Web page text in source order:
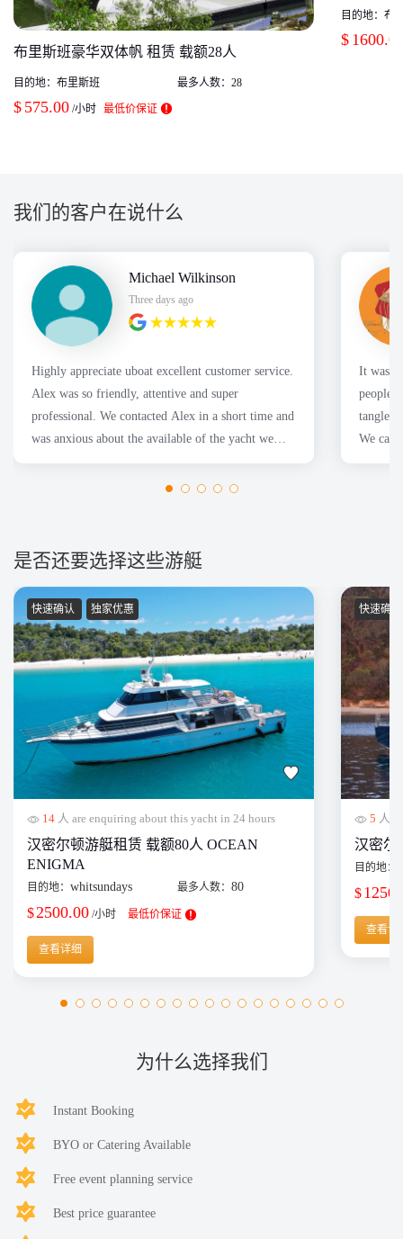
布里斯班豪华双体帆 租赁 载额28人
目的地： 布里斯班 最多人数：28
$ 575.00 /小时 最低价保证
目的地：布
$
我们的客户在说什么
Michael Wilkinson
Three days ago
Highly appreciate uboat excellent customer service.
Alex was so friendly, attentive and super
professional. We contacted Alex in a short time and
was anxious about the available of the yacht we
wanted. Thanks
It was a
people
tangles
We
是否还要选择这些游艇
快速确认 独家优惠
14 人 are enquiring about this yacht in 24 hours
汉密尔顿游艇租赁 载额80人 OCEAN
ENIGMA
目的地： whitsundays 最多人数：80
$2500.00 /小时 最低价保证
查看详细
快速确
5 人
汉密尔
目的地：
$
查看详
为什么选择我们
Instant Booking
BYO or Catering Available
Free event planning service
Best price guarantee